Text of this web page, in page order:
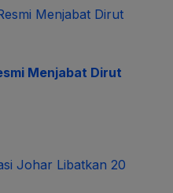
Menjabat Dirut